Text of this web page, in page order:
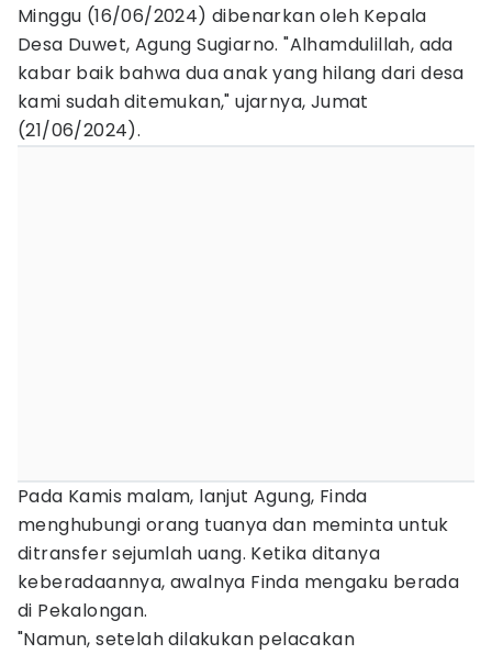
Minggu (16/06/2024) dibenarkan oleh Kepala
Desa Duwet, Agung Sugiarno. "Alhamdulillah, ada
kabar baik bahwa dua anak yang hilang dari desa
kami sudah ditemukan," ujarnya, Jumat
(21/06/2024).
Pada Kamis malam, lanjut Agung, Finda
menghubungi orang tuanya dan meminta untuk
ditransfer sejumlah uang. Ketika ditanya
keberadaannya, awalnya Finda mengaku berada
di Pekalongan.
"Namun, setelah dilakukan pelacakan